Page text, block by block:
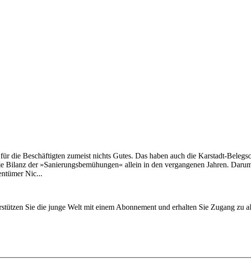
die Beschäftigten zumeist nichts Gutes. Das haben auch die Karstadt-
der »Sanierungsbemühungen« allein in den vergangenen Jahren.
Nic...
Sie die junge Welt mit einem Abonnement und erhalten Sie Zugang zu